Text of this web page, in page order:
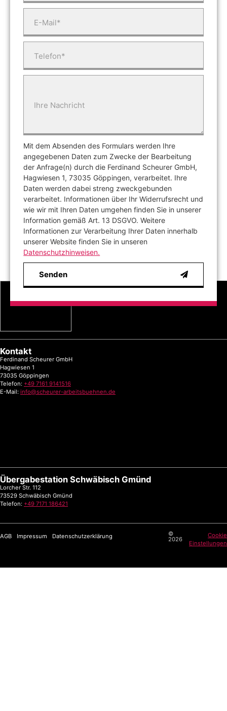
E-Mail*
Telefon*
Ihre Nachricht
Mit dem Absenden des Formulars werden Ihre
angegebenen Daten zum Zwecke der Bearbeitung
der Anfrage(n) durch die Ferdinand Scheurer GmbH,
Hagwiesen 1, 73035 Göppingen, verarbeitet. Ihre
Daten werden dabei streng zweckgebunden
verarbeitet. Informationen über Ihr Widerrufsrecht und
wie wir mit Ihren Daten umgehen finden Sie in unserer
Information gemäß Art. 13 DSGVO. Weitere
Informationen zur Verarbeitung Ihrer Daten innerhalb
unserer Website finden Sie in unseren
Datenschutzhinweisen.
Senden
Kontakt
Ferdinand Scheurer GmbH
Hagwiesen 1
73035 Göppingen
Telefon: +49 7161 9141516
E-Mail: info@scheurer-arbeitsbuehnen.de
Übergabestation Schwäbisch Gmünd
Lorcher Str. 112
73529 Schwäbisch Gmünd
Telefon: +49 7171 186421
©
2026
Cookie
Einstellungen
AGB Impressum Datenschutzerklärung